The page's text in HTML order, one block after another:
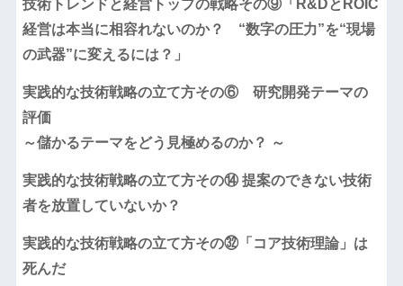
技術トレンドと経営トップの戦略その⑨「R&DとROIC
経営は本当に相容れないのか？ “数字の圧力”を“現場
の武器”に変えるには？」
実践的な技術戦略の立て方その⑥ 研究開発テーマの
評価
～儲かるテーマをどう見極めるのか？ ～
実践的な技術戦略の立て方その⑭ 提案のできない技術
者を放置していないか？
実践的な技術戦略の立て方その㉜「コア技術理論」は
死んだ